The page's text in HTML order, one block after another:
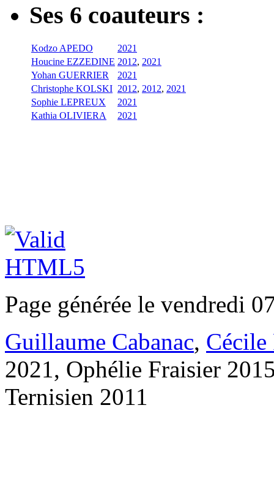
Ses 6 coauteurs :
Kodzo APEDO
2021
Houcine EZZEDINE 2012, 2021
Yohan GUERRIER
2021
Christophe KOLSKI 2012, 2012, 2021
Sophie LEPREUX
2021
Kathia OLIVIERA
2021
Page générée le vendredi
Guillaume Cabanac, Cécile
2021, Ophélie Fraisier
Ternisien 2011